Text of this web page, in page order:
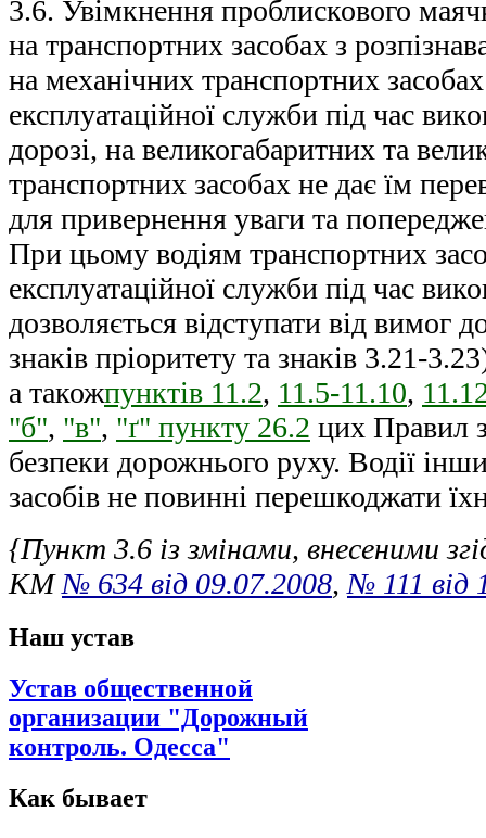
3.6. Увімкнення проблискового
на транспортних засобах з
на механічних транспортних
експлуатаційної служби під час
дорозі, на великогабаритних та
транспортних засобах не дає їм
для привернення уваги та
При цьому водіям транспортних
експлуатаційної служби під час
дозволяється відступати від вимог
знаків пріоритету та знаків 3.21-
а такожпунктів 11.2, 11.5-11.10,
"б", "в", "ґ" пункту 26.2 цих Правил
безпеки дорожнього руху. Водії
засобів не повинні перешкоджати
{Пункт 3.6 із змінами, внесеними
КМ№ 634 від 09.07.2008,№ 111 від
Наш устав
Устав общественной
организации "Дорожный
контроль. Одесса"
Как бывает